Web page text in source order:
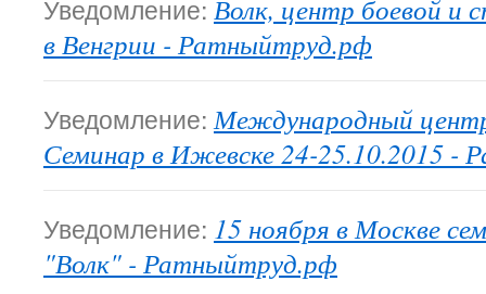
Уведомление: Волк, центр боевой и
в Венгрии - Ратныйтруд.рф
Уведомление:Международный
Семинар в Ижевске 24-25.10.2015 -
Уведомление: 15 ноября в Москве
"Волк" - Ратныйтруд.рф